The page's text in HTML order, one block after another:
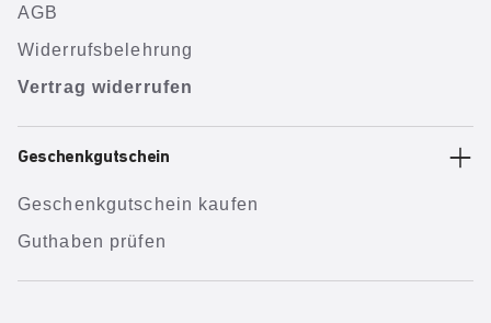
AGB
Widerrufsbelehrung
Vertrag widerrufen
Geschenkgutschein
Geschenkgutschein kaufen
Guthaben prüfen